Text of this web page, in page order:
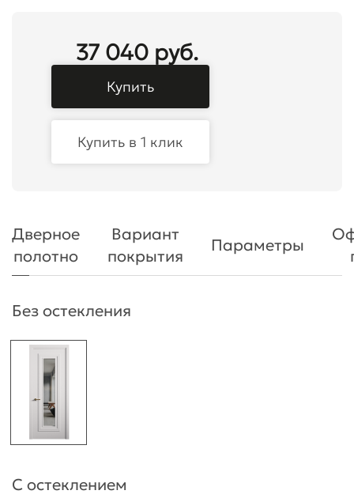
37 040 руб.
Купить
Купить в 1 клик
Дверное
полотно
Вариант
покрытия
Параметры
Без остекления
С остеклением